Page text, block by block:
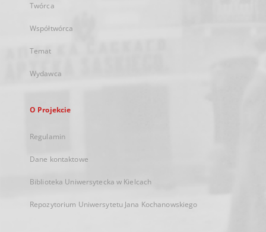
Twórca
Współtwórca
Temat
Wydawca
O Projekcie
Regulamin
Dane kontaktowe
Biblioteka Uniwersytecka w Kielcach
Repozytorium Uniwersytetu Jana Kochanowskiego